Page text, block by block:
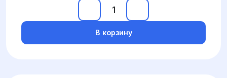
В корзину